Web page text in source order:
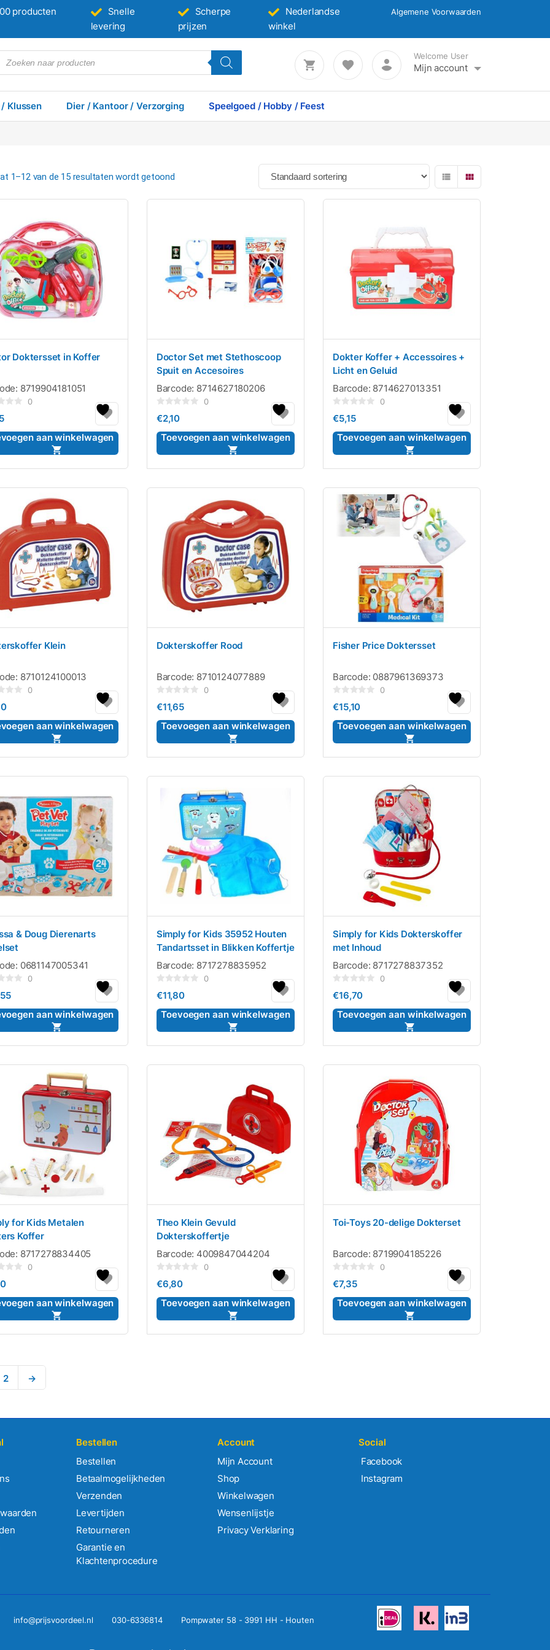
producten
Snelle
levering
Scherpe
prijzen
Nederlandse
winkel
Algemene Voorwaarden
Welcome User
Mijn account
Klussen Dier / Kantoor / Verzorging Speelgoed / Hobby / Feest
1–12 van de 15 resultaten wordt getoond
Doktersset in Koffer
8719904181051
0
aan winkelwagen
Doctor Set met Stethoscoop
Spuit en Accesoires
Barcode: 8714627180206
0
5
0
€2,10
Toevoegen aan winkelwagen
Dokter Koffer + Accessoires +
Licht en Geluid
Barcode: 8714627013351
0
5
0
€5,15
Toevoegen aan winkelwagen
Klein
8710124100013
0
aan winkelwagen
Dokterskoffer Rood
Barcode: 8710124077889
0
5
0
€11,65
Toevoegen aan winkelwagen
Fisher Price Doktersset
Barcode: 0887961369373
0
5
0
€15,10
Toevoegen aan winkelwagen
& Doug Dierenarts
0681147005341
0
aan winkelwagen
Simply for Kids 35952 Houten
Tandartsset in Blikken Koffertje
Barcode: 8717278835952
0
5
0
€11,80
Toevoegen aan winkelwagen
Simply for Kids Dokterskoffer
met Inhoud
Barcode: 8717278837352
0
5
0
€16,70
Toevoegen aan winkelwagen
for Kids Metalen
Koffer
8717278834405
0
aan winkelwagen
Theo Klein Gevuld
Dokterskoffertje
Barcode: 4009847044204
0
5
0
€6,80
Toevoegen aan winkelwagen
Toi-Toys 20-delige Dokterset
Barcode: 8719904185226
0
5
0
€7,35
Toevoegen aan winkelwagen
2 →
Bestellen
Bestellen
Betaalmogelijkheden
Verzenden
Levertijden
Retourneren
Garantie en
Klachtenprocedure
Account
Mijn Account
Shop
Winkelwagen
Wensenlijstje
Privacy Verklaring
Social
Facebook
Instagram
info@prijsvoordeel.nl 030-6336814 Pompwater 58 - 3991 HH - Houten